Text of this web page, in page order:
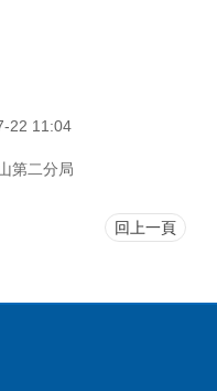
22 11:04
第二分局
回上一頁